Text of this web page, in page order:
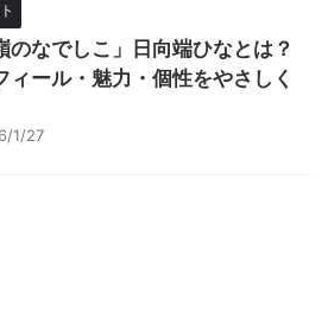
のなでしこ」日向端ひなとは？
ィール・魅力・個性をやさしく
1/27